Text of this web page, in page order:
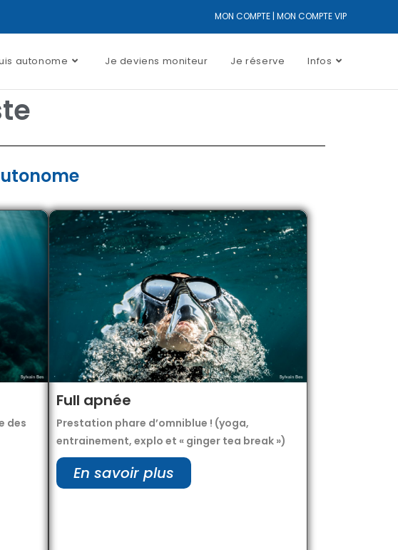
MON COMPTE | MON COMPTE VIP
autonome Je deviens moniteur Je réserve Infos
des
Full apnée
Prestation phare d’omniblue ! (yoga,
entrainement, explo et « ginger tea break »)
En savoir plus